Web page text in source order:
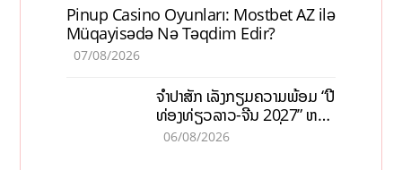
Pinup Casino Oyunları: Mostbet AZ ilə
Müqayisədə Nə Təqdim Edir?
07/08/2026
ຈຳປາສັກ ເລັ່ງກຽມຄວາມພ້ອມ “ປີ
ທ່ອງທ່ຽວລາວ-ຈີນ 2027” ຫວັງ
ກະຕຸ້ນເສດຖະກິດທ້ອງຖິ່ນ
06/08/2026